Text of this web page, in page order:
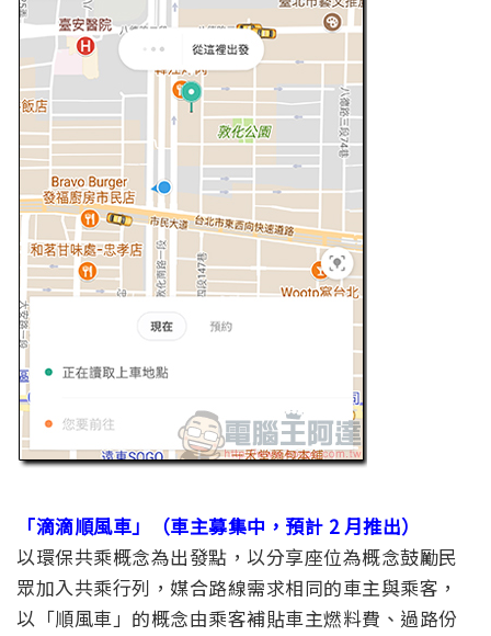
「滴滴順風車」（車主募集中，預計 2 月推出）
以環保共乘概念為出發點，以分享座位為概念鼓勵民
眾加入共乘行列，媒合路線需求相同的車主與乘客，
以「順風車」的概念由乘客補貼車主燃料費、過路份